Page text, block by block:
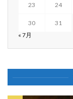
23 24
30
31
« 7月